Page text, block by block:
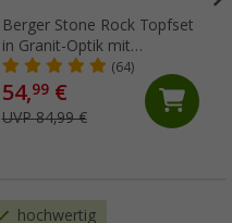
Berger Stone Rock Topfset
in Granit-Optik mit
Antihaftbeschichtung 10 tlg.
(64)
54,99€
UVP 84,99 €
hochwertig